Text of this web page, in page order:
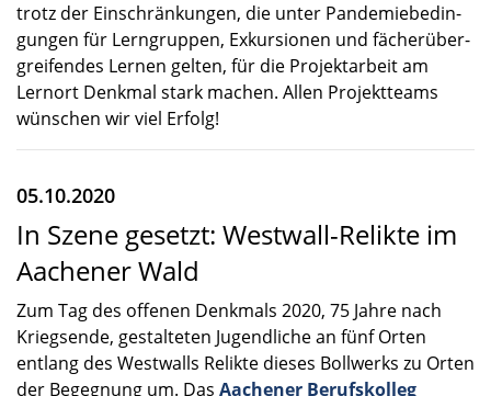
trotz der Einschrän­kun­gen, die unter Pande­mie­be­din­
gun­gen für Lerngrup­pen, Exkur­sio­nen und fächer­über­
grei­fen­des Lernen gelten, für die Projekt­ar­beit am
Lernort Denkmal stark machen. Allen Projekt­teams
wünschen wir viel Erfolg!
05.10.2020
In Szene gesetzt: Westwall-Relikte im
Aachener Wald
Zum Tag des offenen Denkmals 2020, 75 Jahre nach
Kriegs­ende, gestal­te­ten Jugend­li­che an fünf Orten
entlang des Westwalls Relikte dieses Bollwerks zu Orten
der Begeg­nung um. Das Aache­ner Berufs­kol­leg